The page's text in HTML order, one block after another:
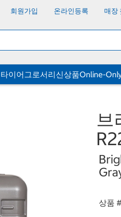
회원가입 온라인등록 매장
타이어그로서리신상품Online-
브
상품 #